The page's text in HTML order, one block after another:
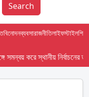
Search
বিনোদনব্যবসারাজনীতিলাইফস্টাইলশিক্ষা
করে স্থানীয় নির্বাচনের